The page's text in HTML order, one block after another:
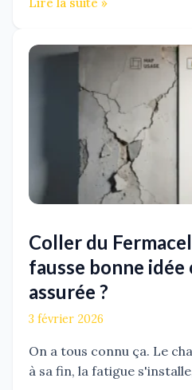
Coller du
fausse bonne
assurée ?
3 février 2026
On a tous connu ça. Le
à sa fin, la fatigue